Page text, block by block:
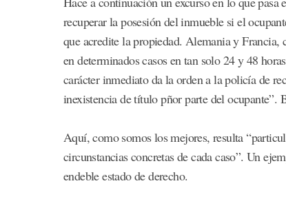
recuperar la posesión del inmueble si el
que acredite la propiedad. Alemania y Francia,
en determinados casos en tan solo 24 y 48
carácter inmediato da la orden a la policía de
inexistencia de título pñor parte del ocupante”.
Aquí, como somos los mejores, resulta
circunstancias concretas de cada caso”. Un
endeble estado de derecho.